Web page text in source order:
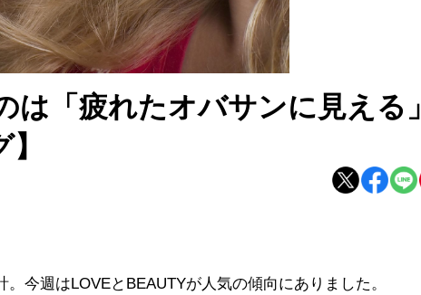
「疲れたオバサンに見える」
今週はLOVEとBEAUTYが人気の傾向にありました。